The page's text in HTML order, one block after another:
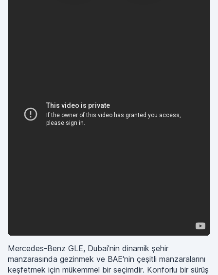
Mercedes-Benz GLE, Dubai'nin dinamik şehir
manzarasında gezinmek ve BAE'nin çeşitli manzaralarını
keşfetmek için mükemmel bir seçimdir. Konforlu bir sürüş